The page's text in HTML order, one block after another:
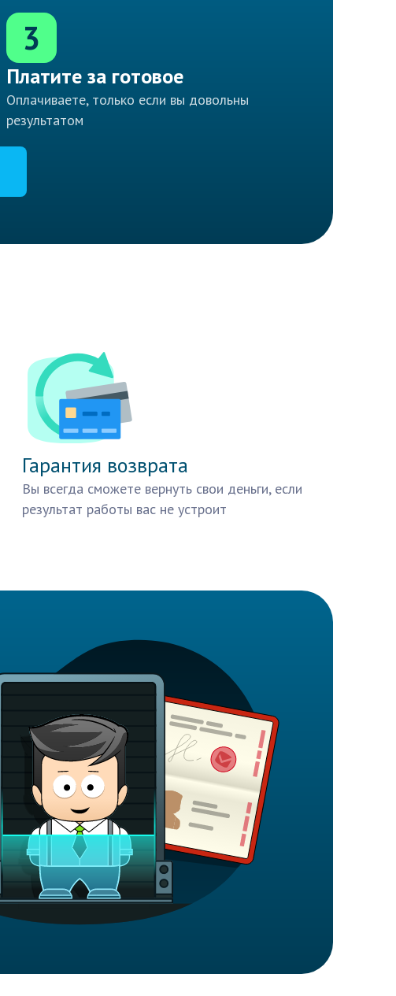
3
Платите за готовое
Оплачиваете, только если вы довольны
результатом
Гарантия возврата
Вы всегда сможете вернуть свои деньги, если
результат работы вас не устроит